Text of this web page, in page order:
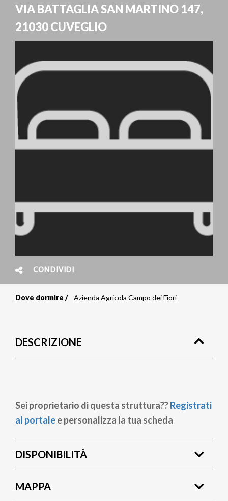
VIA BATTAGLIA SAN MARTINO 147,
21030CUVEGLIO
CONDIVIDI
pane
Dove dormire Azienda Agricola Campo dei Fiori
DESCRIZIONE
Sei proprietario di questa struttura??Registrati
al portalee personalizza la tua scheda
DISPONIBILITÀ
MAPPA